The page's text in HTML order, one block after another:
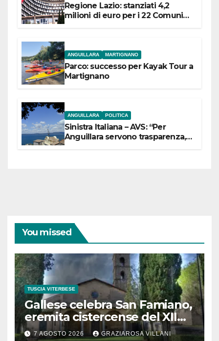
Regione Lazio: stanziati 4,2
milioni di euro per i 22 Comuni
ANGUILLARA MARTIGNANO
Parco: successo per Kayak Tour a
Martignano
ANGUILLARA POLITICA
Sinistra Italiana – AVS: “Per
Anguillara servono trasparenza,
You missed
TUSCIA VITERBESE
Gallese celebra San Famiano,
eremita cistercense del XII
secolo
7 AGOSTO 2026 GRAZIAROSA VILLANI